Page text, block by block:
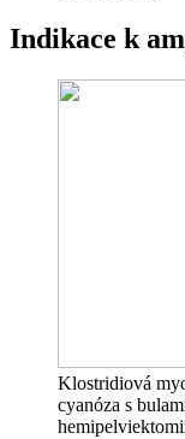
Indikace k
Klostridiová
cyanóza s